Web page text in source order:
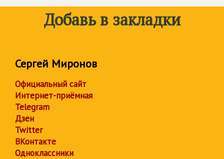
Добавь в закладки
Сергей Миронов
Официальный сайт
Интернет-приёмная
Telegram
Дзен
Twitter
ВКонтакте
Одноклассники